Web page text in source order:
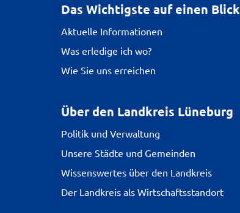
Das Wichtigste auf einen Blick
Aktuelle Informationen
Was erledige ich wo?
Wie Sie uns erreichen
Über den Landkreis Lüneburg
Politik und Verwaltung
Unsere Städte und Gemeinden
Wissenswertes über den Landkreis
Der Landkreis als Wirtschaftsstandort